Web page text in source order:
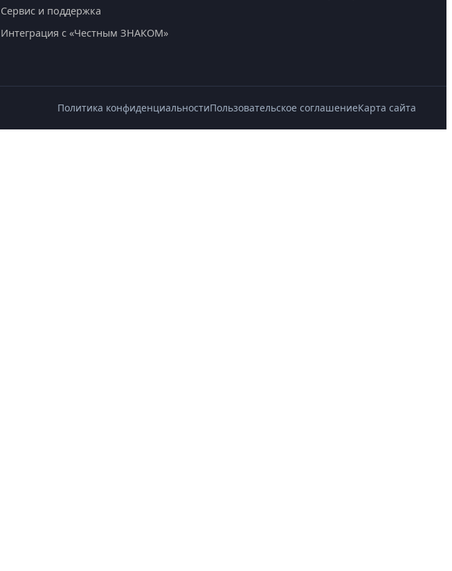
Сервис и поддержка
Интеграция с «Честным ЗНАКОМ»
Политика конфиденциальностиПользовательское соглашениеКарта сайта